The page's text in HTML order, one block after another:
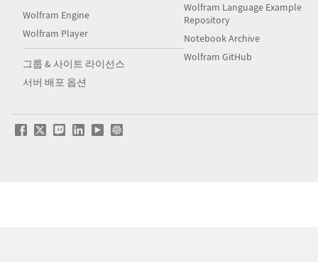
Wolfram Engine
Wolfram Player
그룹 & 사이트 라이선스
서버 배포 옵션
Wolfram Language Example
Repository
Notebook Archive
Wolfram GitHub